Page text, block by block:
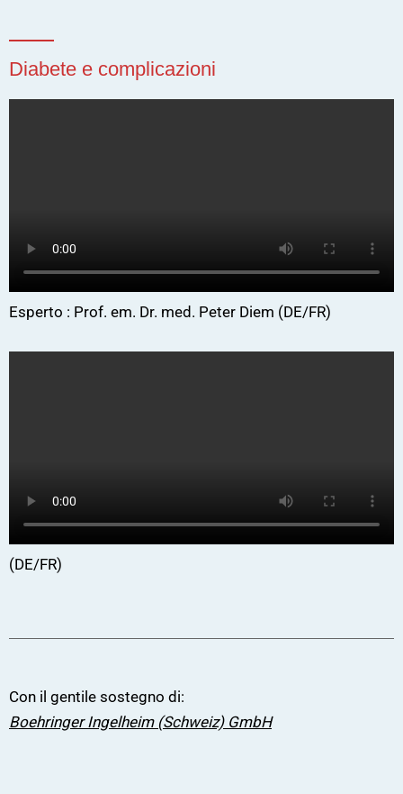
Diabete e complicazioni
Esperto : Prof. em. Dr. med. Peter Diem (DE/FR)
(DE/FR)
Con il gentile sostegno di:
Boehringer Ingelheim (Schweiz) GmbH